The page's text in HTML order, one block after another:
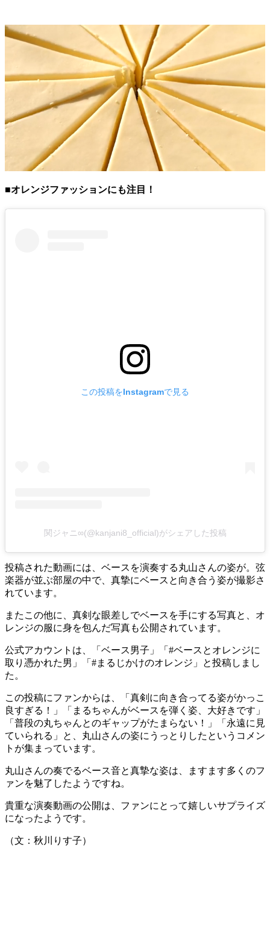
■オレンジファッションにも注目！
この投稿をInstagramで見る
関ジャニ∞(@kanjani8_official)がシェアした投稿
投稿された動画には、ベースを演奏する丸山さんの姿が。弦
楽器が並ぶ部屋の中で、真摯にベースと向き合う姿が撮影さ
れています。
またこの他に、真剣な眼差しでベースを手にする写真と、オ
レンジの服に身を包んだ写真も公開されています。
公式アカウントは、「ベース男子」「#ベースとオレンジに
取り憑かれた男」「#まるじかけのオレンジ」と投稿しまし
た。
この投稿にファンからは、「真剣に向き合ってる姿がかっこ
良すぎる！」「まるちゃんがベースを弾く姿、大好きです」
「普段の丸ちゃんとのギャップがたまらない！」「永遠に見
ていられる」と、丸山さんの姿にうっとりしたというコメン
トが集まっています。
丸山さんの奏でるベース音と真摯な姿は、ますます多くのフ
ァンを魅了したようですね。
貴重な演奏動画の公開は、ファンにとって嬉しいサプライズ
になったようです。
（文：秋川りす子）